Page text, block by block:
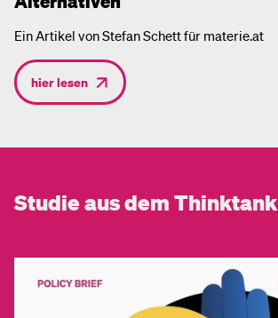
Ein Artikel von Stefan Schett für materie.at
hier lesen
Studie aus dem Thinktank